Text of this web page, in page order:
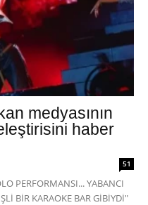
medyasının
haber
51
PERFORMANSI... YABANCI
BİR KARAOKE BAR GİBİYDİ"